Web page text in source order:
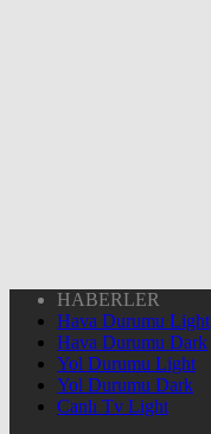
HABERLER
Hava Durumu Light
Hava Durumu Dark
Yol Durumu Light
Yol Durumu Dark
Canlı Tv Light